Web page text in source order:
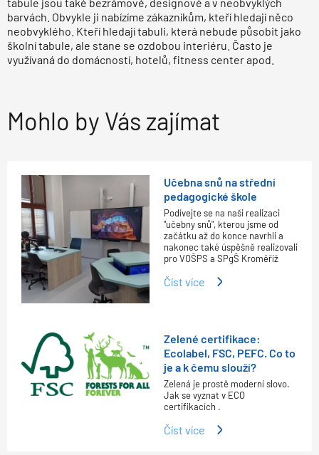
tabule jsou také bezrámové, designové a v neobvyklých
barvách. Obvykle ji nabízíme zákazníkům, kteří hledají něco
neobvyklého. Kteří hledají tabuli, která nebude působit jako
školní tabule, ale stane se ozdobou interiéru. Často je
využívaná do domácností, hotelů, fitness center apod.
Mohlo by Vás zajímat
Učebna snů na střední
pedagogické škole
Podívejte se na naši realizaci
"učebny snů", kterou jsme od
začátku až do konce navrhli a
nakonec také úspěšně realizovali
pro VOŠPS a SPgŠ Kroměříž
Číst více
Zelené certifikace:
Ecolabel, FSC, PEFC. Co to
je a k čemu slouží?
Zelená je prostě moderní slovo.
Jak se vyznat v ECO
certifikacích .
Číst více